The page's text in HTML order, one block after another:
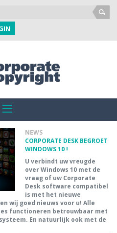
NEWS
CORPORATE DESK BEGROET
WINDOWS 10 !
U verbindt uw vreugde
over Windows 10 met de
vraag of uw Corporate
Desk software compatibel
is met het nieuwe
wij goed nieuws voor u! Alle
functioneren betrouwbaar met
En natuurlijk ook met de